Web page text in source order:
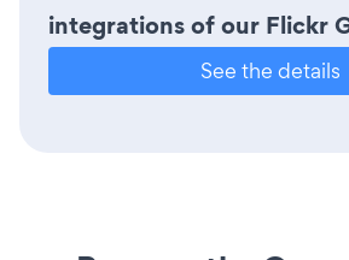
integrations of our Flickr
See the details